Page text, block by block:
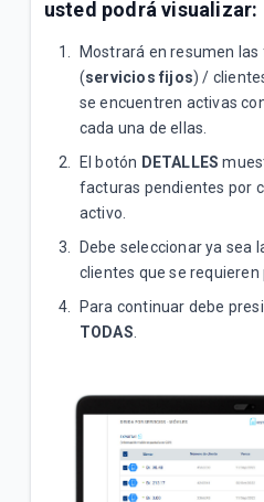
usted podrá visualizar:
Mostrará en resumen
(servicios fijos) /
se encuentren activas
cada una de ellas.
El botón DETALLES
facturas pendientes por
activo.
Debe seleccionar ya sea
clientes que se requieren
Para continuar debe
TODAS